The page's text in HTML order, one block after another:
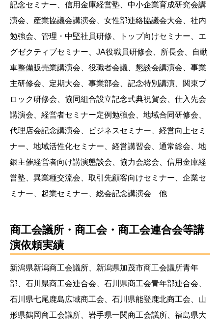
記念セミナー、信用金庫経営塾、中小企業育成研究会講
演会、産業協議会講演会、女性部連絡協議会大会、社内
勉強会、管理・中堅社員研修、トップ向けセミナー、エ
グゼクティブセミナー、JA役職員研修会、所長会、自動
車整備販売業講演会、役職者会議、懇談会講演会、事業
主研修会、定期大会、事業部会、記念特別講演、関東ブ
ロック研修会、協同組合設立記念式典祝賀会、仕入先会
講演会、経営者セミナー定例勉強会、地域合同研修会、
代理店会記念講演会、ビジネスセミナー、経営向上セミ
ナー、地域活性化セミナー、経営講習会、通常総会、地
銀主催経営者向け講演懇談会、協力会総会、信用金庫経
営塾、異業種交流会、取引先顧客向けセミナー、企業セ
ミナー、起業セミナー、総会記念講演会 他
商工会議所・商工会・商工会連合会等講
演依頼実績
新潟県新潟商工会議所、新潟県加茂市商工会議所青年
部、石川県商工会連合会、石川県商工会青年部連合会、
石川県七尾鹿島広域商工会、石川県能登鹿北商工会、山
形県鶴岡商工会議所、岩手県一関商工会議所、福島県大